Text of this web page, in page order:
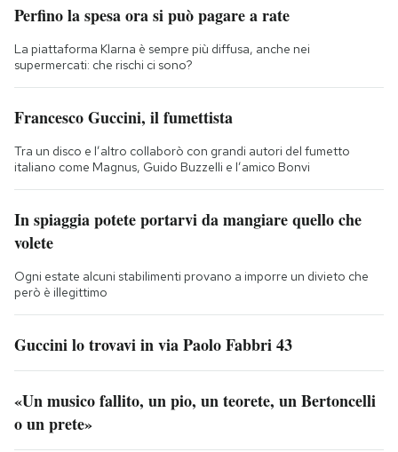
Perfino la spesa ora si può pagare a rate
La piattaforma Klarna è sempre più diffusa, anche nei
supermercati: che rischi ci sono?
Francesco Guccini, il fumettista
Tra un disco e l’altro collaborò con grandi autori del fumetto
italiano come Magnus, Guido Buzzelli e l’amico Bonvi
In spiaggia potete portarvi da mangiare quello che
volete
Ogni estate alcuni stabilimenti provano a imporre un divieto che
però è illegittimo
Guccini lo trovavi in via Paolo Fabbri 43
«Un musico fallito, un pio, un teorete, un Bertoncelli
o un prete»